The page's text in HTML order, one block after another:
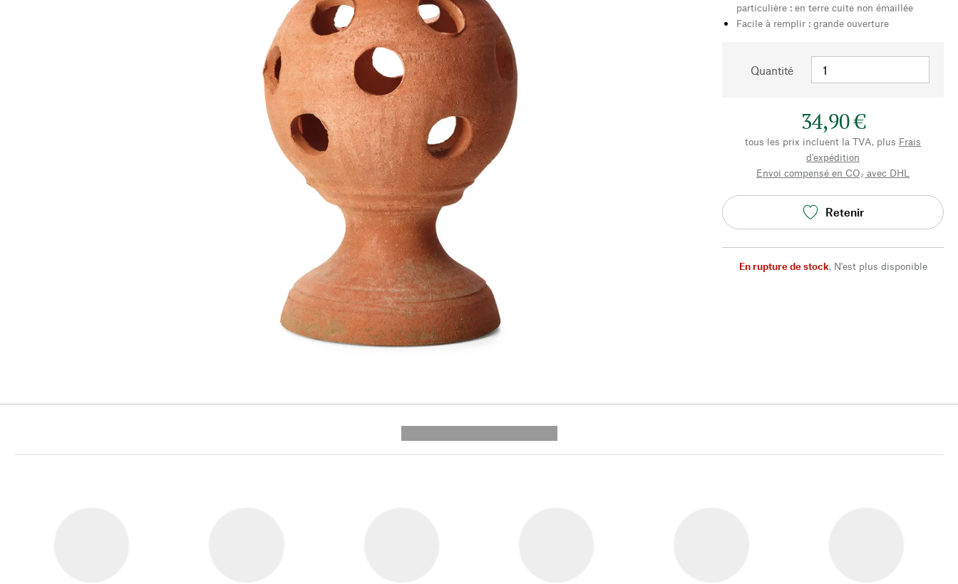
particulière : en terre cuite non émaillée
Facile à remplir : grande ouverture
Quantité
34,90 €
tous les prix incluent la TVA, plus Frais
d'expédition
Envoi compensé en CO₂ avec DHL
Retenir
En rupture de stock, N'est plus disponible